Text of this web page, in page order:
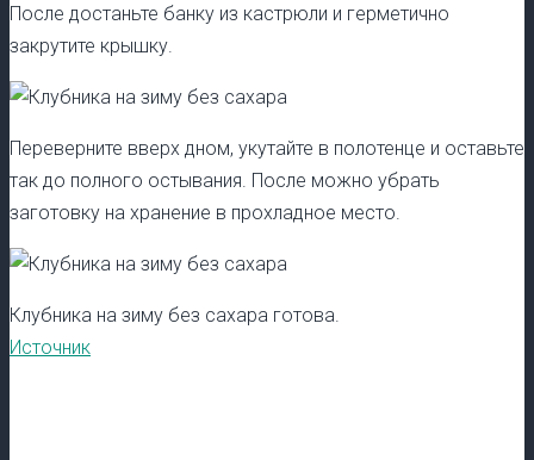
После достаньте банку из кастрюли и герметично
закрутите крышку.
Переверните вверх дном, укутайте в полотенце и оставьте
так до полного остывания. После можно убрать
заготовку на хранение в прохладное место.
Клубника на зиму без сахара готова.
Источник